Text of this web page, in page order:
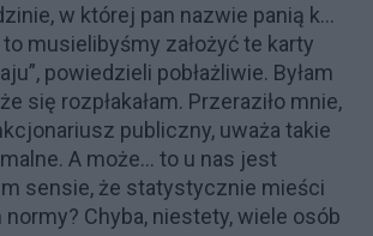
w której pan nazwie panią k…
to musielibyśmy założyć te karty
powiedzieli pobłażliwie. Byłam
się rozpłakałam. Przeraziło mnie,
publiczny, uważa takie
A może... to u nas jest
sensie, że statystycznie mieści
Chyba, niestety, wiele osób